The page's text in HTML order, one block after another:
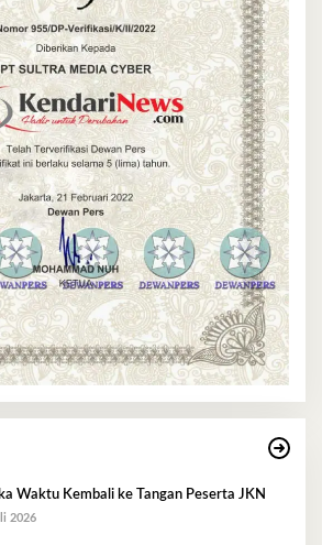
Waktu Kembali ke Tangan Peserta JKN
2026